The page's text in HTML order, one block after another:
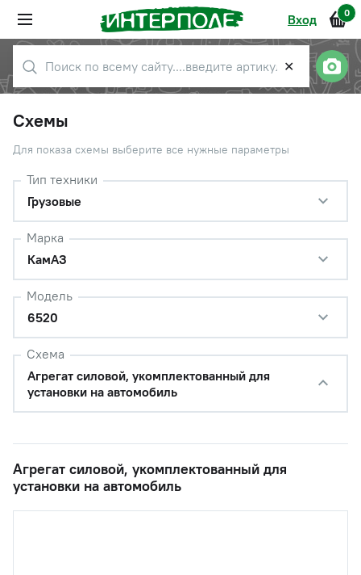
Вход 0
✕
Схемы
Для показа схемы выберите все нужные параметры
Тип техники
Грузовые
Марка
КамАЗ
Модель
6520
Схема
Агрегат силовой, укомплектованный для
установки на автомобиль
Агрегат силовой, укомплектованный для
установки на автомобиль